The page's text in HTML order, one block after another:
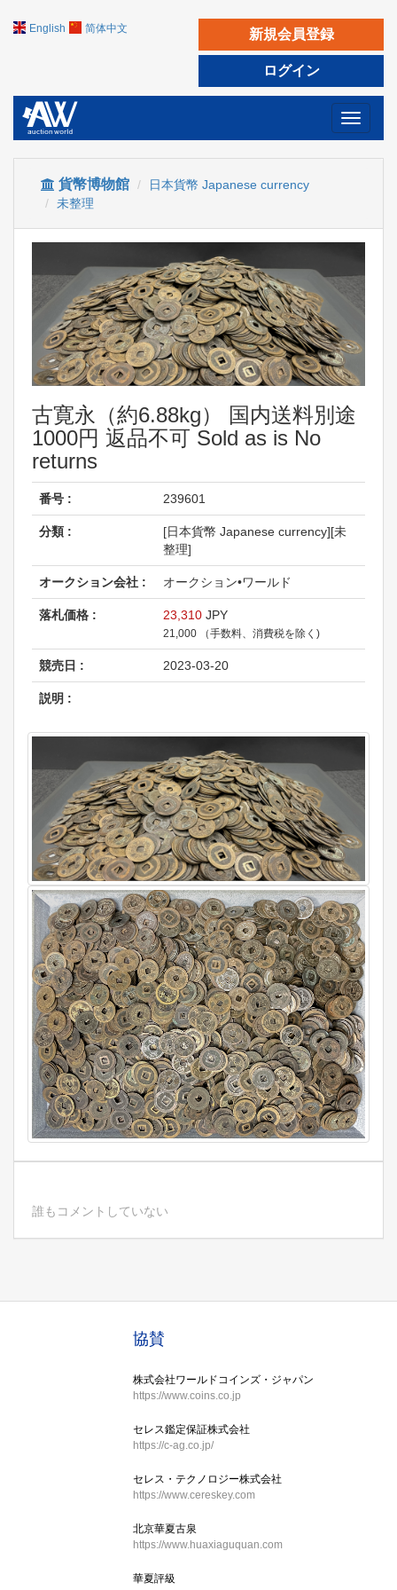
English 简体中文 新規会員登録
ログイン
Toggle
貨幣博物館
日本貨幣 Japanese currency
未整理
古寛永（約6.88kg） 国内送料別途
1000円 返品不可 Sold as is No
returns
番号 : 239601
分類 :
[日本貨幣 Japanese currency][未
整理]
オークション会社 : オークション•ワールド
落札価格 : 23,310 JPY
21,000 （手数料、消費税を除く)
競売日 : 2023-03-20
説明 :
誰もコメントしていない
協賛
株式会社ワールドコインズ・ジャパン
https://www.coins.co.jp
セレス鑑定保証株式会社
https://c-ag.co.jp/
セレス・テクノロジー株式会社
https://www.cereskey.com
北京華夏古泉
https://www.huaxiaguquan.com
華夏評級